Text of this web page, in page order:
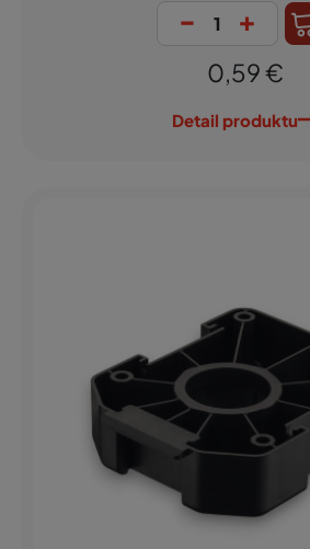
- +
0,59 €
Detail produktu